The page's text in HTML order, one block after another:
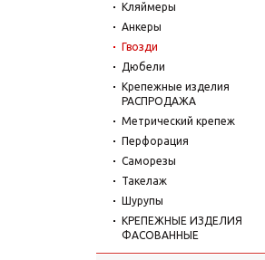
Кляймеры
Анкеры
Гвозди
Дюбели
Крепежные изделия
РАСПРОДАЖА
Метрический крепеж
Перфорация
Саморезы
Такелаж
Шурупы
КРЕПЕЖНЫЕ ИЗДЕЛИЯ
ФАСОВАННЫЕ